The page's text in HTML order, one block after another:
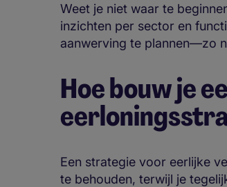
Weet je niet waar te
inzichten per sector en
aanwerving te plannen—zo
Hoe bouw je
Een strategie voor eerlijke
te behouden, terwijl je